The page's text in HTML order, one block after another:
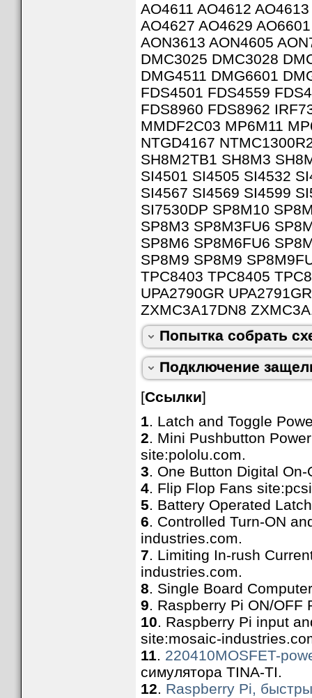
AO4611 AO4612
AO4627 AO4629
AON3613 AON4605
DMC3025 DMC3028
DMG4511 DMG6601
FDS4501 FDS4559
FDS8960 FDS8962
MMDF2C03 MP6M11
NTGD4167
SH8M2TB1 SH8M3
SI4501 SI4505 SI4532
SI4567 SI4569 SI4599
SI7530DP SP8M10
SP8M3 SP8M3FU6
SP8M6 SP8M6FU6
SP8M9 SP8M9
TPC8403 TPC8405
UPA2790GR
ZXMC3A17DN8
Попытка собрать
Подключение
Следующая схема электронного
самом деле будет микроконтроллер - не
происходит также коротким нажатием, но
подготовительные операции перед
завис, то длинное удержание кнопки
управляемого импульсного DC-DC
[Ссылки]
1. Latch and Toggle
2. Mini Pushbutton
site:pololu.com.
3. One Button Digital
4. Flip Flop Fans
5. Battery Operated
6. Controlled Turn-ON
industries.com.
7. Limiting In-rush
industries.com.
8. Single Board
9. Raspberry Pi ON/OFF
10. Raspberry Pi input
site:mosaic-
11. 220410MOSFET-
симулятора TINA-TI.
12. Raspberry Pi,